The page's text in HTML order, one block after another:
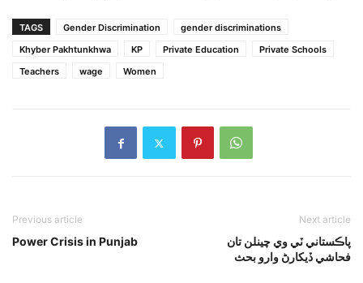
TAGS Gender Discrimination
gender discriminations
Khyber Pakhtunkhwa
KP Private Education
Private Schools
Teachers
wage Women
Previous article
Power Crisis in Punjab
Next article
پاڪستاني ٽي وي چينلن تان
فحاشي ڏيکارڻ وارو بحث